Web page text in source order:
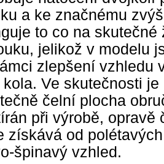
a ke značnému
to co na
jelikož v modelu
zlepšení vzhledu
kola. Ve skutečnosti
čelní plocha
při výrobě, opravě
získává od
špinavý vzhled.